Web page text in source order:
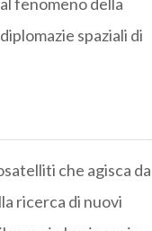
spaziali di
che agisca da
ricerca di nuovi